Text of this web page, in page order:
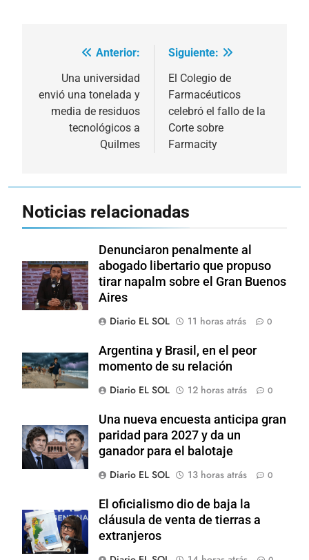
Navegación
entradas
Anterior:
Una universidad
envió una tonelada y
media de residuos
tecnológicos a
Quilmes
Siguiente:
El Colegio de
Farmacéuticos
celebró el fallo de la
Corte sobre
Farmacity
Noticias relacionadas
Denunciaron penalmente al
abogado libertario que propuso
tirar napalm sobre el Gran Buenos
Aires
Diario EL SOL
11 horas atrás 0
Argentina y Brasil, en el peor
momento de su relación
Diario EL SOL
12 horas atrás 0
Una nueva encuesta anticipa gran
paridad para 2027 y da un
ganador para el balotaje
Diario EL SOL
13 horas atrás 0
El oficialismo dio de baja la
cláusula de venta de tierras a
extranjeros